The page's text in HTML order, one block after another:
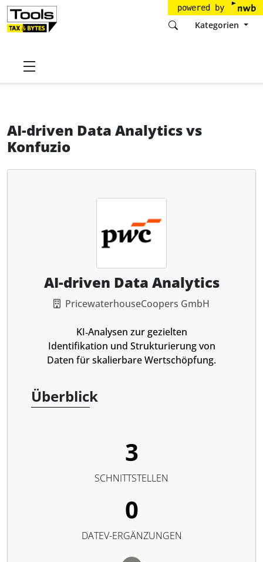
powered by
Kategorien
Startseite
AI-driven Data Analyticsvs
Konfuzio
AI-driven Data Analytics
PricewaterhouseCoopers GmbH
KI‑Analysen zur gezielten
Identifikation und Strukturierung von
Daten für skalierbare Wertschöpfung.
Überblick
3
SCHNITTSTELLEN
0
DATEV-ERGÄNZUNGEN